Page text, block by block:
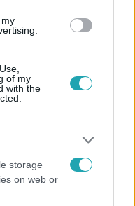
of my
with the
storage
on web or